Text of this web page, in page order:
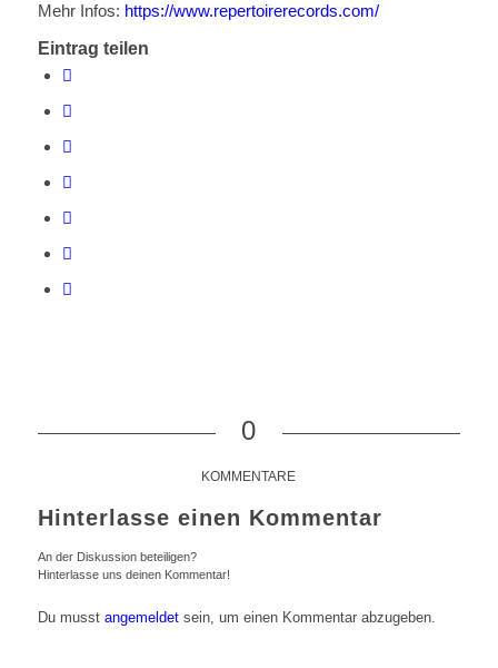
Mehr Infos: https://www.repertoirerecords.com/
Eintrag teilen
0
KOMMENTARE
Hinterlasse einen Kommentar
An der Diskussion beteiligen?
Hinterlasse uns deinen Kommentar!
Du musst angemeldetsein, um einen Kommentar abzugeben.